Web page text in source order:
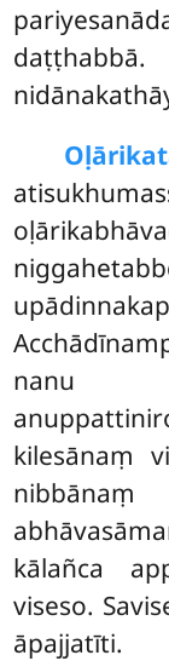
nanu
kilesānaṃ
kālañca
viseso.